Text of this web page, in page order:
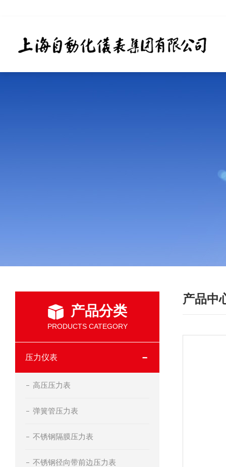
产品分类
PRODUCTS CATEGORY
压力仪表
高压压力表
弹簧管压力表
不锈钢隔膜压力表
不锈钢径向带前边压力表
产品中